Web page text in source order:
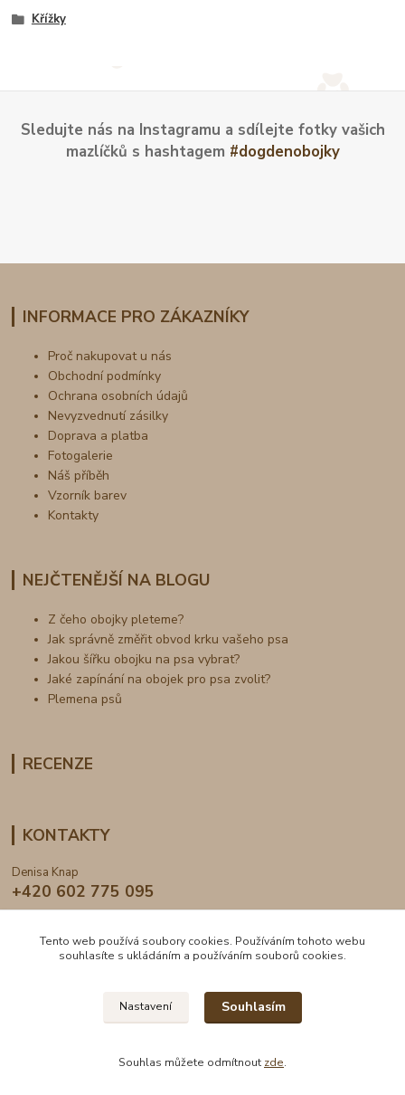
Křížky
Sledujte nás na Instagramu a sdílejte fotky vašich
mazlíčků s hashtagem #dogdenobojky
INFORMACE PRO ZÁKAZNÍKY
Proč nakupovat u nás
Obchodní podmínky
Ochrana osobních údajů
Nevyzvednutí zásilky
Doprava a platba
Fotogalerie
Náš příběh
Vzorník barev
Kontakty
NEJČTENĚJŠÍ NA BLOGU
Z čeho obojky pleteme?
Jak správně změřit obvod krku vašeho psa
Jakou šířku obojku na psa vybrat?
Jaké zapínání na obojek pro psa zvolit?
Plemena psů
RECENZE
KONTAKTY
Denisa Knap
+420 602 775 095
2024 © DogDen.cz, všechna práva vyhrazena
Tento web používá soubory cookies. Používáním tohoto webu
souhlasíte s ukládáním a používáním souborů cookies.
Nastavení Souhlasím
Souhlas můžete odmítnout zde.